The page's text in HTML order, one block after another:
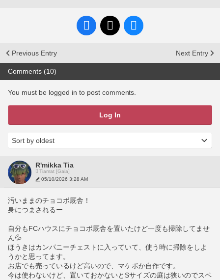
Previous Entry Next Entry
Comments (10)
You must be logged in to post comments.
Log In
R'mikka Tia
Tiamat [Gaia]
05/10/2026 3:28 AM
汚いままのチョコボ厩舎！
身につまされるー
自分もFCハウスにチョコボ厩舎を置いたけど一度も掃除してませ
ん💦
ほうきはカンパニーチェストに入っていて、使う時に掃除をしよ
うかと思ってます。
お店でも売っているけど高いので、マケボか自作です。
今は使わないけど、置いておかないとSサイズの庭は狭いのでスペ